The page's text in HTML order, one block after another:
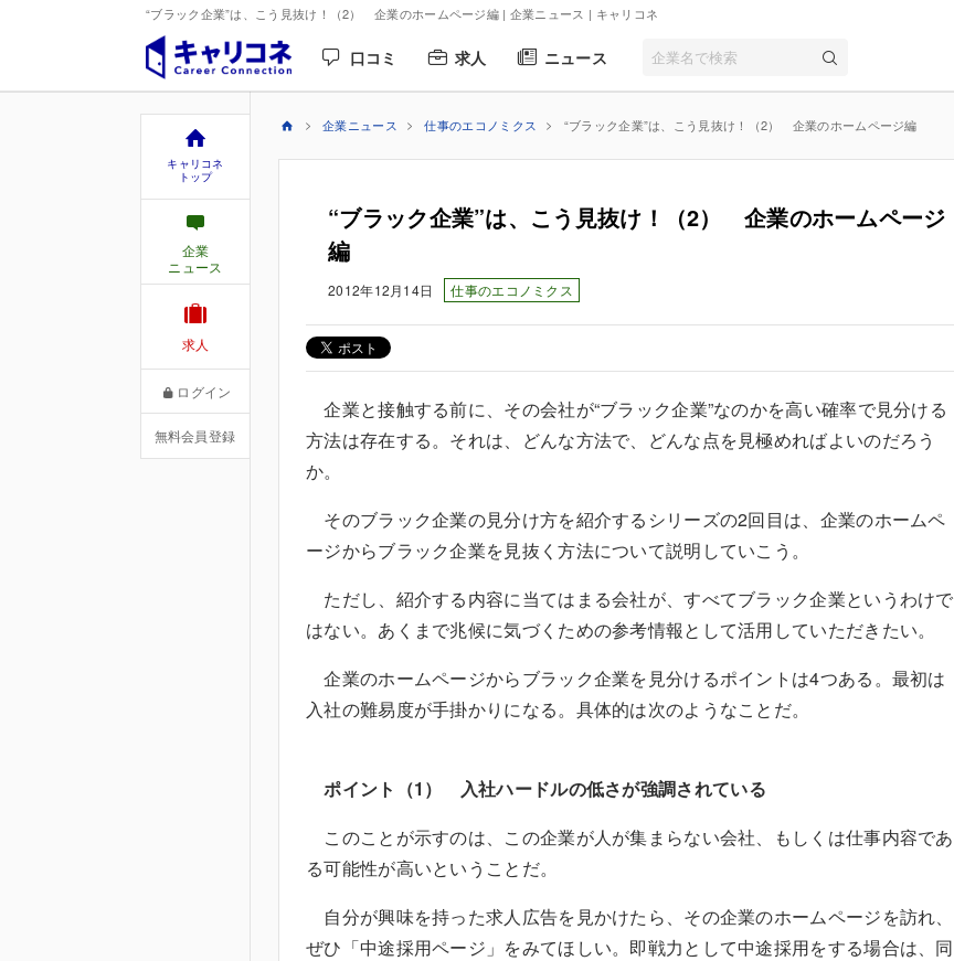
“ブラック企業”は、こう見抜け！（2） 企業のホームページ編 | 企業ニュース | キャリコネ
口コミ 求人 ニュース
キャリコネ
トップ
企業
ニュース
求人
ログイン
無料会員登録
企業ニュース 仕事のエコノミクス “ブラック企業”は、こう見抜け！（2） 企業のホームページ編
“ブラック企業”は、こう見抜け！（2） 企業のホームページ
編
2012年12月14日 仕事のエコノミクス
企業と接触する前に、その会社が“ブラック企業”なのかを高い確率で見分ける
方法は存在する。それは、どんな方法で、どんな点を見極めればよいのだろう
か。
そのブラック企業の見分け方を紹介するシリーズの2回目は、企業のホームペ
ージからブラック企業を見抜く方法について説明していこう。
ただし、紹介する内容に当てはまる会社が、すべてブラック企業というわけで
はない。あくまで兆候に気づくための参考情報として活用していただきたい。
企業のホームページからブラック企業を見分けるポイントは4つある。最初は
入社の難易度が手掛かりになる。具体的は次のようなことだ。
ポイント（1） 入社ハードルの低さが強調されている
このことが示すのは、この企業が人が集まらない会社、もしくは仕事内容であ
る可能性が高いということだ。
自分が興味を持った求人広告を見かけたら、その企業のホームページを訪れ、
ぜひ「中途採用ページ」をみてほしい。即戦力として中途採用をする場合は、同